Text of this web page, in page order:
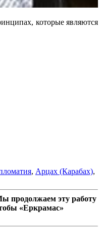
которые являются
, Арцах (Карабах),
продолжаем эту работу
«Еркрамас»